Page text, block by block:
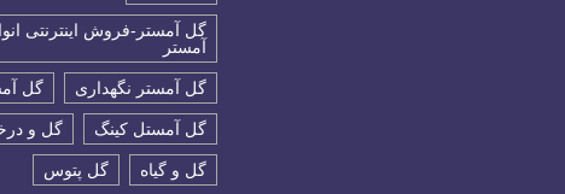
گل آمستر-فروش اینترنتی
آمستر
گل آمستر نگهداری گل
گل آمستل کینگ گل و
گل و گیاه گل پتوس